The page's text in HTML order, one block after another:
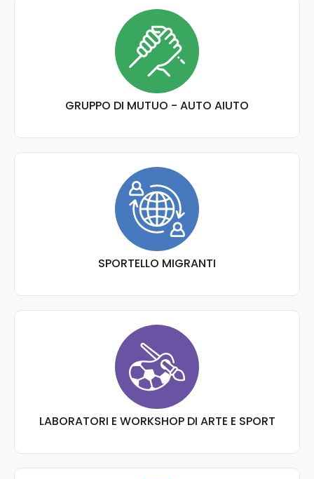
GRUPPO DI MUTUO - AUTO AIUTO
SPORTELLO MIGRANTI
LABORATORI E WORKSHOP DI ARTE E SPORT